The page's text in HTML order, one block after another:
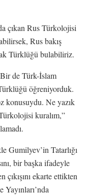
çıkan Rus Türkolojisi
Rus bakış
Türklüğü bulabiliriz.
de Türk-İslam
öğreniyorduk.
konusuydu. Ne yazık
kuralım,”
Gumilyev’in Tatarlığı
bir başka ifadeyle
ekarte ettikten